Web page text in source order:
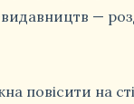
—
повісити на